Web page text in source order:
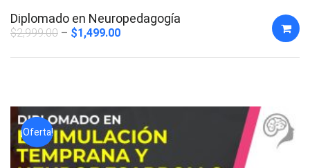
Diplomado en Neuropedagogía
$2,999.00 $1,499.00
¡Oferta!